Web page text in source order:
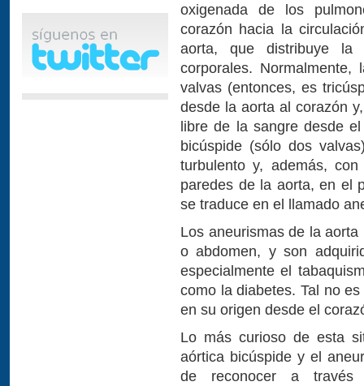
oxigenada de los
corazón hacia la
aorta, que distribuye la
corporales.
valvas (entonces, es
desde la aorta al corazón
libre de la sangre desde
bicúspide (sólo dos
turbulento y, además,
paredes de la aorta, en el
se traduce en el llamado
Los aneurismas de la
o abdomen, y son
especialmente el
como la diabetes. Tal no
en su origen desde el
Lo más curioso de esta
aórtica bicúspide y el
de reconocer a través